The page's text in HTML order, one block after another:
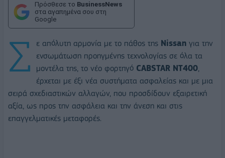
Πρόσθεσε το BusinessNews
στα αγαπημένα σου στη
Google
Σ ε απόλυτη αρμονία με το πάθος της Nissan για την
ενσωμάτωση προηγμένης τεχνολογίας σε όλα τα
μοντέλα της, το νέο φορτηγό CABSTAR NT400
έρχεται με έξι νέα συστήματα ασφαλείας και με μια
σειρά σχεδιαστικών αλλαγών, που προσδίδουν εξαιρετική
αξία, ως προς την ασφάλεια και την άνεση και στις
επαγγελματικές μεταφορές.